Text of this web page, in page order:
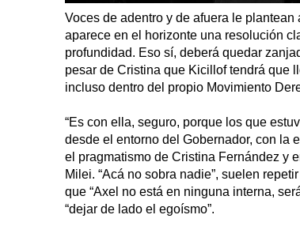
Voces de adentro y de afuera le
aparece en el horizonte una resolución
profundidad. Eso sí, deberá quedar
pesar de Cristina que Kicillof tendrá que
incluso dentro del propio Movimiento
“Es con ella, seguro, porque los que
desde el entorno del Gobernador, con la
el pragmatismo de Cristina Fernández y
Milei. “Acá no sobra nadie”, suelen
que “Axel no está en ninguna interna,
“dejar de lado el egoísmo”.